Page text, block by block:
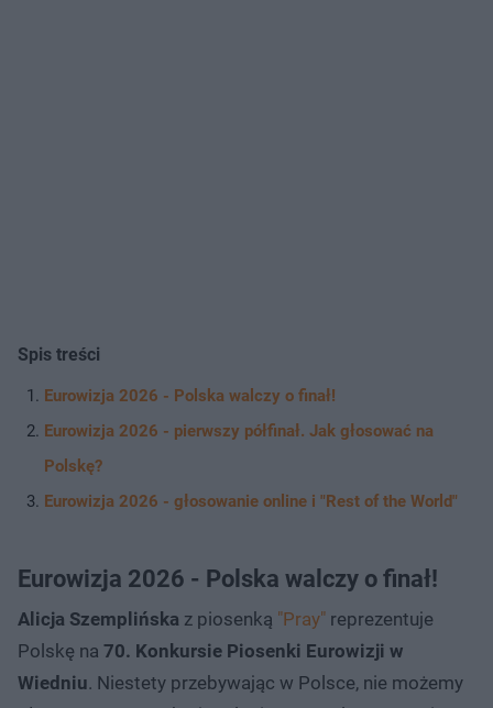
Spis treści
Eurowizja 2026 - Polska walczy o finał!
Eurowizja 2026 - pierwszy półfinał. Jak głosować na
Polskę?
Eurowizja 2026 - głosowanie online i "Rest of the World"
Eurowizja 2026 - Polska walczy o finał!
Alicja Szemplińska z piosenką "Pray" reprezentuje
Polskę na 70. Konkursie Piosenki Eurowizji w
Wiedniu. Niestety przebywając w Polsce, nie możemy